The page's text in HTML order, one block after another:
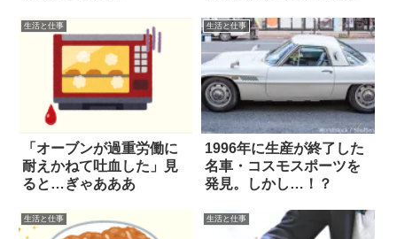
生活と仕事
「オーブンが過重労働に
耐えかねて吐血した」見
ると…ぎゃあああ
生活と仕事
1996年に生産が終了した
名車・コスモスポーツを
発見。しかし…！？
生活と仕事 生活と仕事